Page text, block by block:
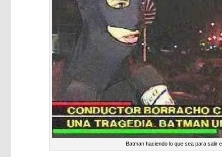
Batman haciendo lo que sea para salir